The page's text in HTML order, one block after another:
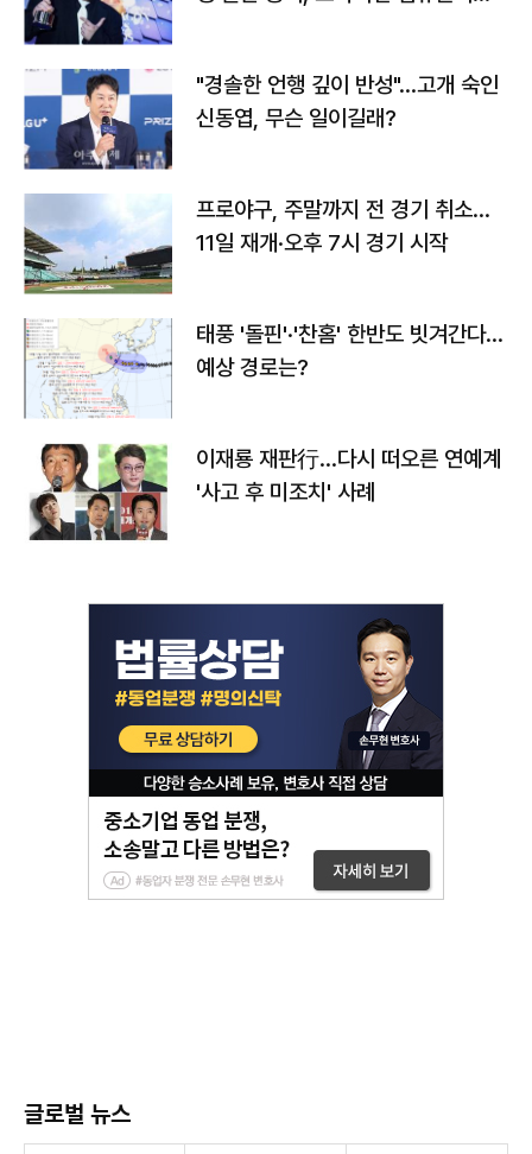
"경솔한 언행 깊이 반성"…고개 숙인
신동엽, 무슨 일이길래?
프로야구, 주말까지 전 경기 취소…
11일 재개·오후 7시 경기 시작
태풍 '돌핀'·'찬홈' 한반도 빗겨간다…
예상 경로는?
이재룡 재판行…다시 떠오른 연예계
'사고 후 미조치' 사례
글로벌 뉴스